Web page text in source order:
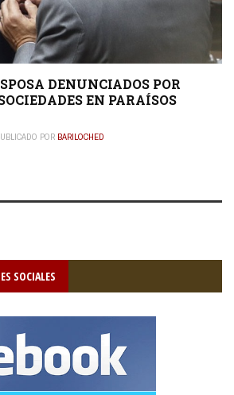
DENUNCIADOS POR
EN PARAÍSOS
POR BARILOCHED
SOCIALES